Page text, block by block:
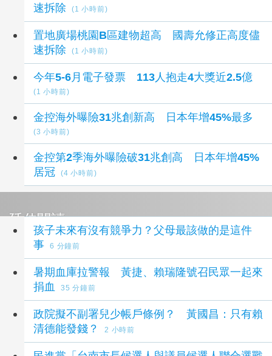
速拆除
(1 小時前)
置地廣場桃園B區建物超高 國壽允修正高度儘
速拆除
(1 小時前)
今年5-6月電子發票 113人抱走4大獎近2.5億
(1 小時前)
金控海外曝險31兆創新高 日本年增45%最多
(3 小時前)
金控第2季海外曝險破31兆創高 日本年增45%
居冠
(4 小時前)
延伸閱讀
孩子未來有沒有競爭力？父母最該做的是這件
事
6 分鐘前
暑期血庫拉警報 黃捷、賴瑞隆號召民眾一起來
捐血
35 分鐘前
政院擬不副署兒少帳戶條例？ 黃國昌：只有賴
清德能發錢？
2 小時前